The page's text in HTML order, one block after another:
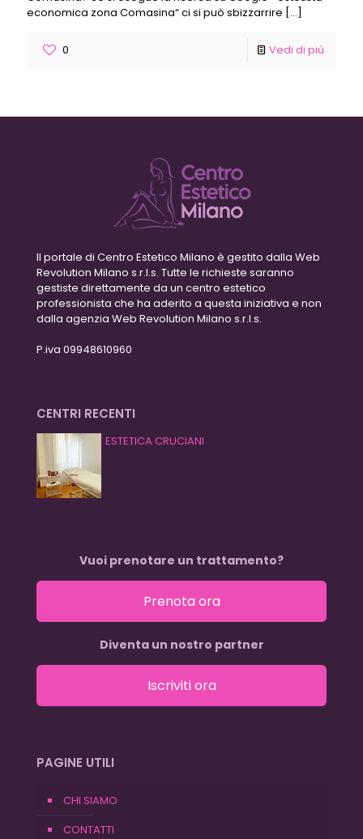
economica zona Comasina“ ci si può sbizzarrire […]
0 Vedi di più
Il portale di Centro Estetico Milano è gestito dalla Web
Revolution Milano s.r.l.s. Tutte le richieste saranno
gestiste direttamente da un centro estetico
professionista che ha aderito a questa iniziativa e non
dalla agenzia Web Revolution Milano s.r.l.s.
P.iva 09948610960
CENTRI RECENTI
ESTETICA CRUCIANI
Vuoi prenotare un trattamento?
Prenota ora
Diventa un nostro partner
Iscriviti ora
PAGINE UTILI
CHI SIAMO
CONTATTI